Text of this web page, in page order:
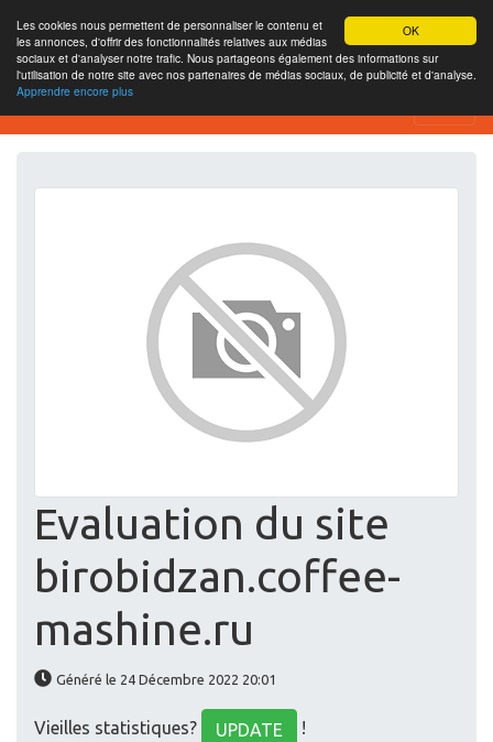
OK
Les cookies nous permettent de personnaliser le contenu et
les annonces, d'offrir des fonctionnalités relatives aux médias
sociaux et d'analyser notre trafic. Nous partageons également des informations sur
l'utilisation de notre site avec nos partenaires de médias sociaux, de publicité et d'analyse.
Apprendre encore plus
SEO Analytics
Evaluation du site
birobidzan.coffee-
mashine.ru
Généré le 24 Décembre 2022 20:01
Vieilles statistiques? UPDATE !